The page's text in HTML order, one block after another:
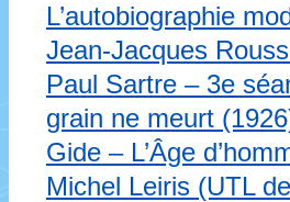
L’Âge
d’homme
(1939)
de
Michel
de
Jean-
Jacques
Rousseau
à
L’autobiographie
Jean-Jacques
Paul Sartre – 3e
grain ne meurt
Gide – L’Âge
Michel Leiris (UTL